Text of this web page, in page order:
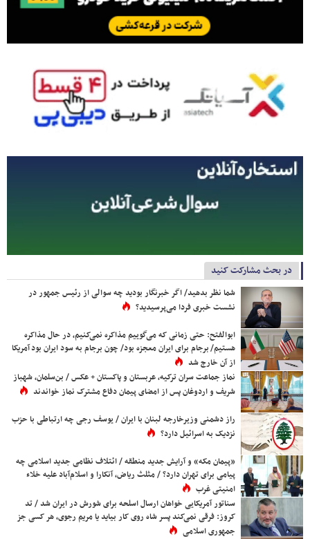
در بحث مشارکت کنید
شما نظر بدهید/ اگر خبرنگار بودید چه سوالی از رئیس جمهور در
نشست خبری فردا می‌پرسیدید؟
ابوالفتح: حتی زمانی که می‌گوییم مذاکره نمی‌کنیم، در حال مذاکره
هستیم/ برجام برای ایران معجزه بود/ چون برجام به سود ایران بود آمریکا
از آن خارج شد
نماز جماعت سران ترکیه، عربستان و پاکستان + عکس / بن‌سلمان، شهباز
شریف و اردوغان پس از امضای پیمان دفاع مشترک نماز خواندند
راز دشمنی وزیرخارجه لبنان با ایران / یوسف رجی چه ارتباطی با حزب
نزدیک به اسرائیل دارد؟
«پیمان مکه» و آرایش جدید منطقه / ائتلاف نظامی جدید اسلامی چه
پیامی برای تهران دارد؟ / مثلث ریاض، آنکارا و اسلام‌آباد علیه خلاء
امنیتی غرب
سناتور آمریکایی خواهان ارسال اسلحه برای شورش در ایران شد / تد
کروز: فرقی نمی‌کند پسر شاه روی کار بیاید یا مریم رجوی، هر کسی جز
جمهوری اسلامی